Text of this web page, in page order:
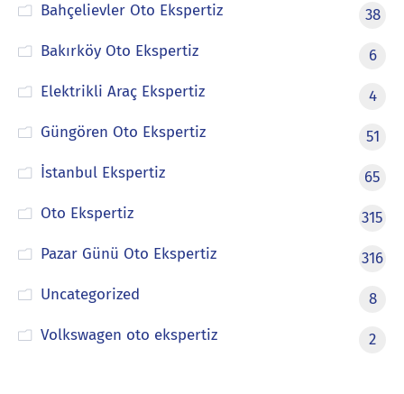
Bahçelievler Oto Ekspertiz
38
Bakırköy Oto Ekspertiz
6
Elektrikli Araç Ekspertiz
4
Güngören Oto Ekspertiz
51
İstanbul Ekspertiz
65
Oto Ekspertiz
315
Pazar Günü Oto Ekspertiz
316
Uncategorized
8
Volkswagen oto ekspertiz
2